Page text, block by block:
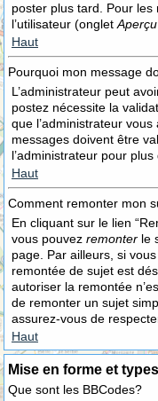
poster plus tard. Pour
l’utilisateur (onglet
Haut
Pourquoi mon message
L’administrateur peut
postez nécessite la
que l’administrateur
messages doivent être
l’administrateur pour plus
Haut
Comment remonter mon
En cliquant sur le lien
vous pouvez remonter le
page. Par ailleurs, si
remontée de sujet est
autoriser la remontée
de remonter un sujet
assurez-vous de
Haut
Mise en forme et
Que sont les BBCodes?